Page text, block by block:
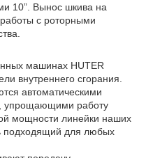
10”. Вынос шкива на
с роторными
машинах HUTER
внутреннего сгорания.
автоматическими
упрощающими работу
мощности линейки наших
подходящий для любых